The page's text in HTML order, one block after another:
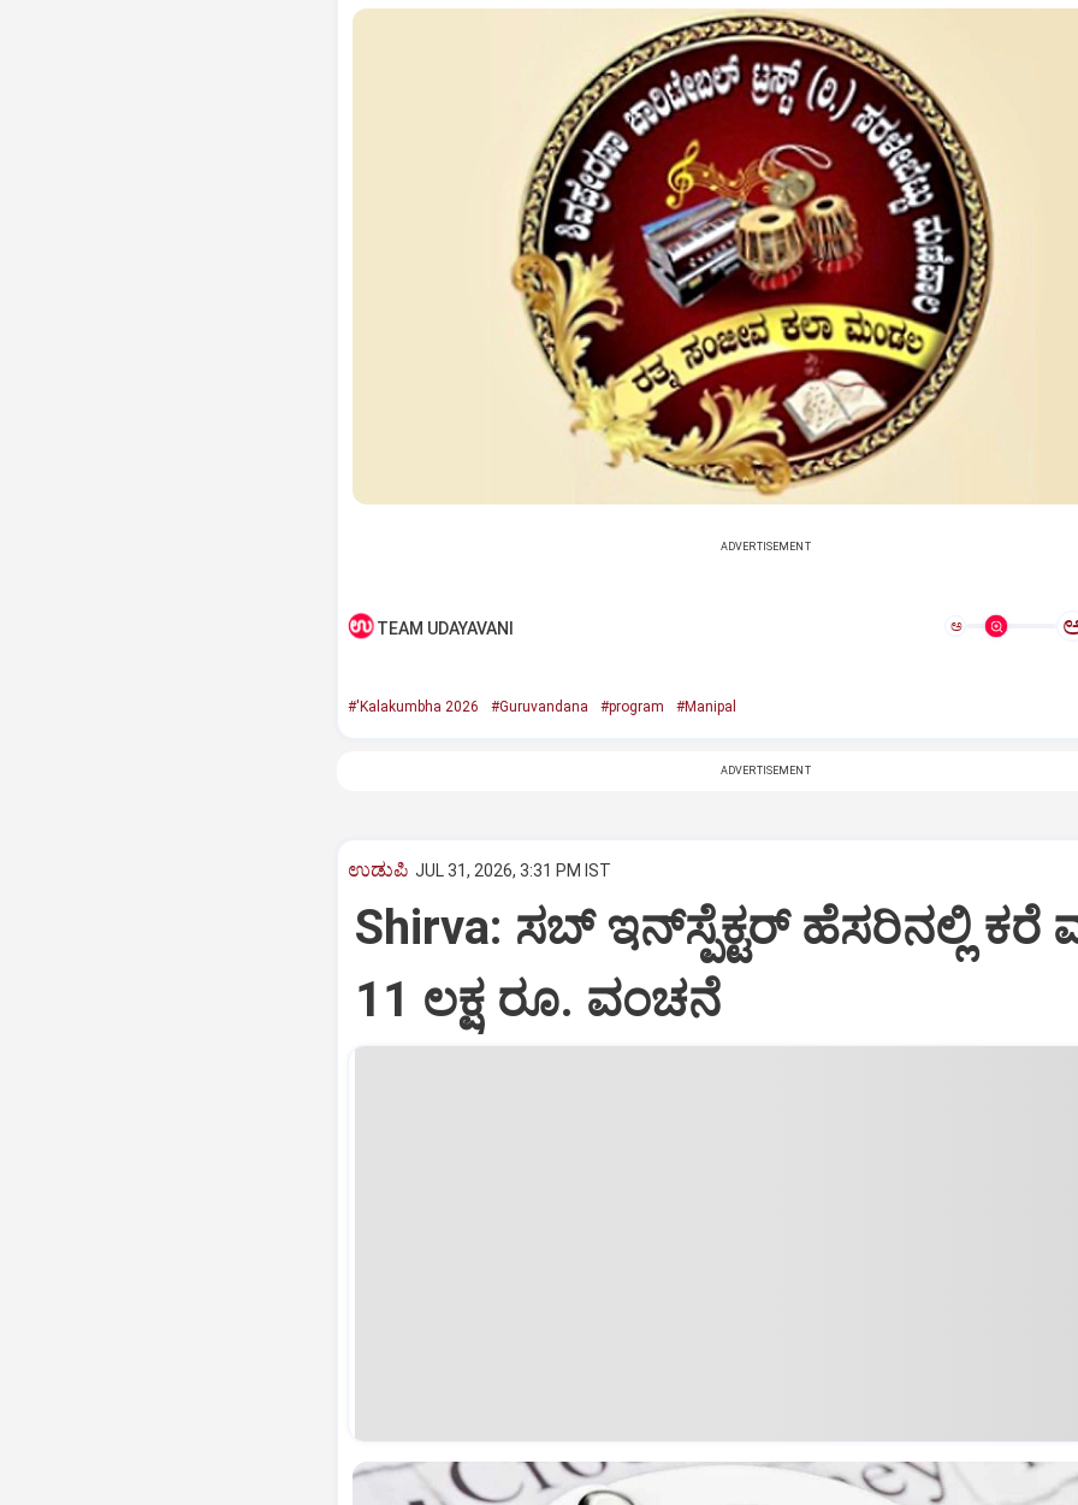
ADVERTISEMENT
TEAM UDAYAVANI ಅ
#'Kalakumbha 2026 #Guruvandana #program #Manipal
ADVERTISEMENT
ಉಡುಪಿ JUL 31, 2026, 3:31 PM IST
Shirva: ಸಬ್‌ ಇನ್‌ಸ್ಪೆಕ್ಟರ್‌ ಹೆಸರಿನಲ್ಲಿ ಕರೆ
11 ಲಕ್ಷ ರೂ. ವಂಚನೆ